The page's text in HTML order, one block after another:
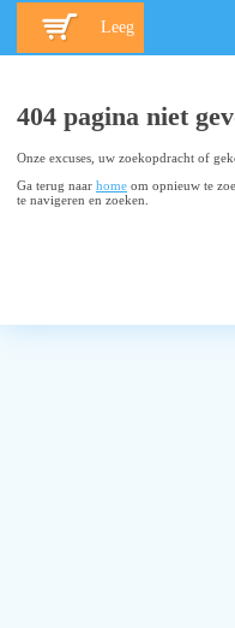
Leeg
404 pagina niet
Onze excuses, uw zoekopdracht of
Ga terug naar home om opnieuw te
te navigeren en zoeken.